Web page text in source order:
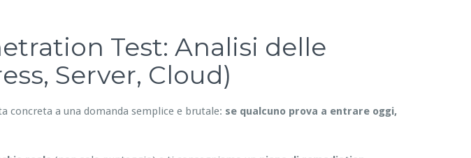
Test: Analisi delle
Server, Cloud)
concreta a una domanda semplice e brutale: se qualcuno prova a entrare oggi,